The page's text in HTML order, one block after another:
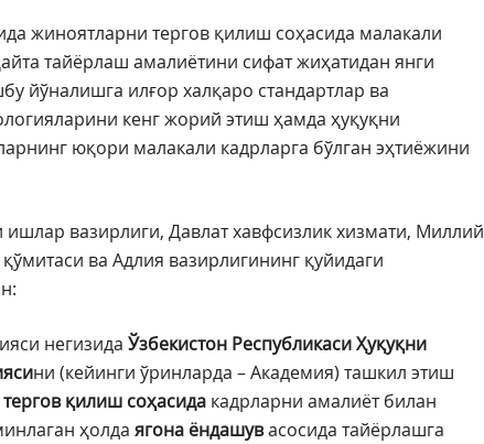
жиноятларни тергов қилиш соҳасида малакали
тайёрлаш амалиётини сифат жиҳатидан янги
йўналишга илғор халқаро стандартлар ва
кенг жорий этиш ҳамда ҳуқуқни
юқори малакали кадрларга бўлган эҳтиёжини
вазирлиги, Давлат хавфсизлик хизмати, Миллий
ва Адлия вазирлигининг қуйидаги
негизида Ўзбекистон РеспубликасиҲуқуқни
ни (кейинги ўринларда – Академия) ташкил этиш
тергов қилиш соҳасида кадрларни амалиёт билан
ҳолда ягона ёндашувасосида тайёрлашга